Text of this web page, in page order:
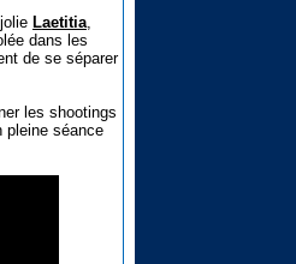
Laetitia,
dans les
de se séparer
les shootings
pleine séance